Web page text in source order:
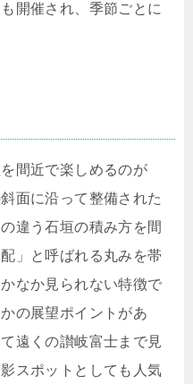
開催され、季節ごとに
間近で楽しめるのが
面に沿って整備された
違う石垣の積み方を間
」と呼ばれる丸みを帯
なか見られない特徴で
の展望ポイントがあ
遠くの讃岐富士まで見
スポットとしても人気